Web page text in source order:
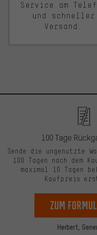
Service am
und schneller
Versand.
Herbert,
100 Tage
Sende die ungenutzte
100 Tagen nach dem
maximal 10 Tagen
Kaufpreis
zum